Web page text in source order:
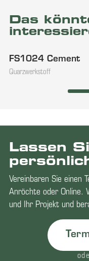
Das
Im Auslauf
FS1024 Cement
Quarzwerkstoff
Lassen
Vereinbaren Sie einen
Anröchte oder Online.
und Ihr Projekt und